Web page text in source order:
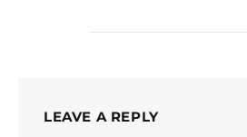
LEAVE A REPLY